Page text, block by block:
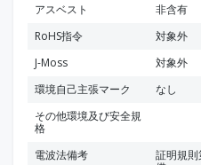
アスベスト
非含有
RoHS指令
対象外
J-Moss
対象外
環境自己主張マーク
なし
その他環境及び安全規
格
電波法備考
証明規